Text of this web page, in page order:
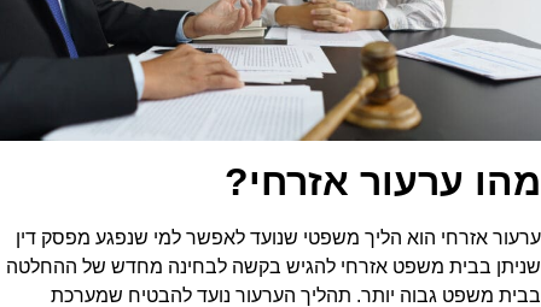
מהו ערעור אזרחי?
ערעור אזרחי הוא הליך משפטי שנועד לאפשר למי שנפגע מפסק דין
שניתן בבית משפט אזרחי להגיש בקשה לבחינה מחדש של ההחלטה
בבית משפט גבוה יותר. תהליך הערעור נועד להבטיח שמערכת